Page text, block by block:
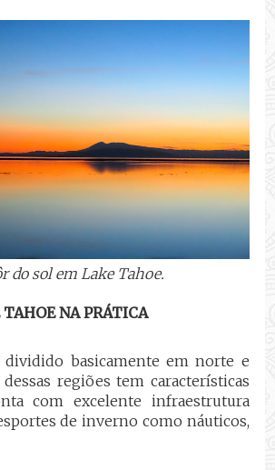
do sol em Lake Tahoe.
NA PRÁTICA
dividido basicamente em norte e
regiões tem características
com excelente infraestrutura
de inverno como náuticos,